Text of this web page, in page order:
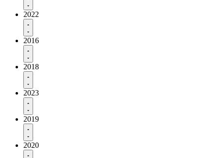
2022
2016
2018
2023
2019
2020